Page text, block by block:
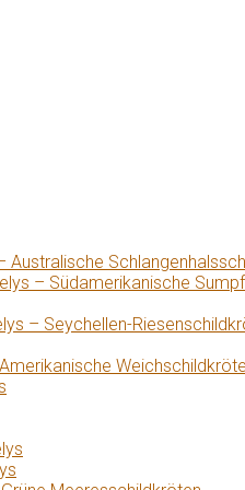
Australische
– Südamerikanische
– Seychellen-